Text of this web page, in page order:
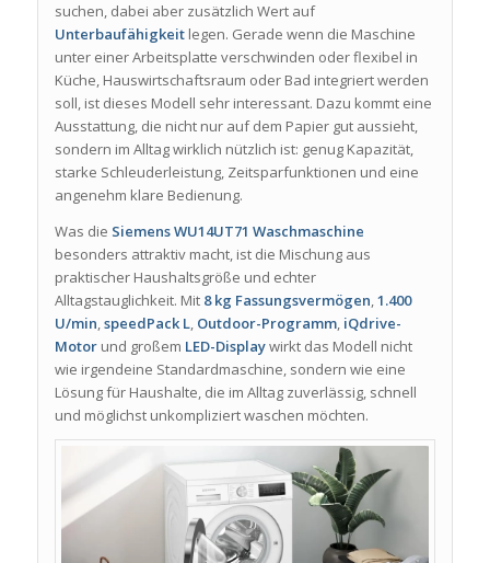
suchen, dabei aber zusätzlich Wert auf
Unterbaufähigkeitlegen. Gerade wenn die Maschine
unter einer Arbeitsplatte verschwinden oder flexibel in
Küche, Hauswirtschaftsraum oder Bad integriert werden
soll, ist dieses Modell sehr interessant. Dazu kommt eine
Ausstattung, die nicht nur auf dem Papier gut aussieht,
sondern im Alltag wirklich nützlich ist: genug Kapazität,
starke Schleuderleistung, Zeitsparfunktionen und eine
angenehm klare Bedienung.
Was die Siemens WU14UT71 Waschmaschine
besonders attraktiv macht, ist die Mischung aus
praktischer Haushaltsgröße und echter
Alltagstauglichkeit. Mit 8 kg Fassungsvermögen 1.400
U/min speedPack L, Outdoor-Programm, iQdrive-
Motorund großem LED-Displaywirkt das Modell nicht
wie irgendeine Standardmaschine, sondern wie eine
Lösung für Haushalte, die im Alltag zuverlässig, schnell
und möglichst unkompliziert waschen möchten.